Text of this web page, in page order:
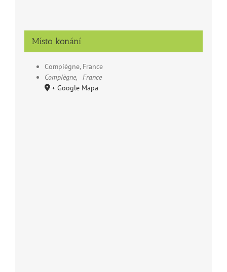
Místo konání
Compiègne, France
Compiègne,
France
+ Google Mapa